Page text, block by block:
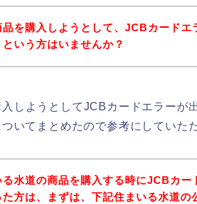
を購入しようとして、JCBカードエ
いう方はいませんか？
しようとしてJCBカードエラーが
いてまとめたので参考にしていた
水道の商品を購入する時にJCBカー
方は、まずは、下記住まいる水道の